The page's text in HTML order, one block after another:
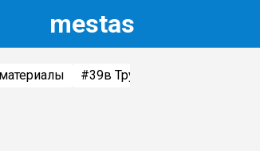
mestas
#39в Трубы и комплектующие